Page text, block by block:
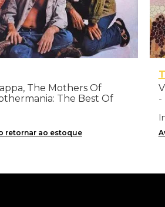
The Mothers Of
The Best Of
retornar ao estoque
-